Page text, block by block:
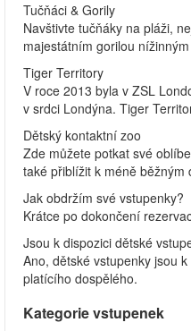
Tučňáci & Gorily
Navštivte tučňáky na pláži,
majestátním gorilou
Tiger Territory
V roce 2013 byla v ZSL
v srdci Londýna. Tiger
Dětský kontaktní zoo
Zde můžete potkat své
také přiblížit k méně běžným
Jak obdržím své vstupenky?
Krátce po dokončení
Jsou k dispozici dětské
Ano, dětské vstupenky jsou
platícího dospělého.
Kategorie vstupenek